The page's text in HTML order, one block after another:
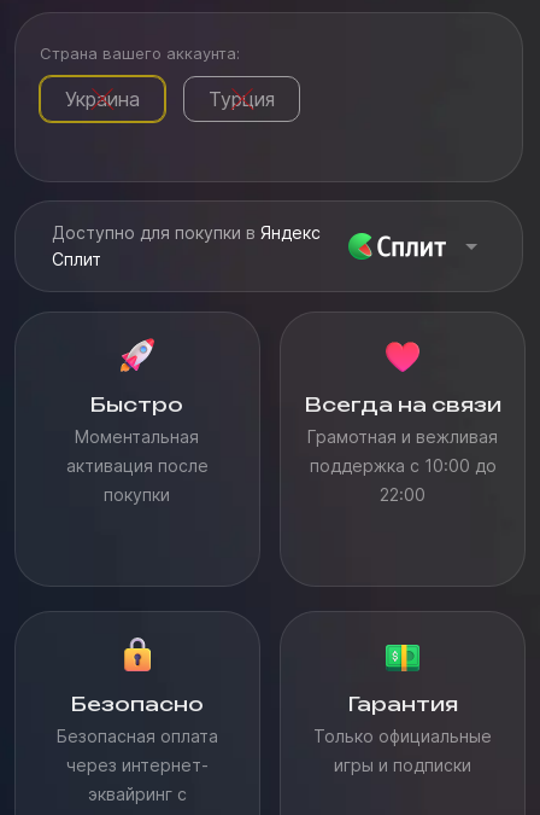
Страна вашего аккаунта:
Украина Турция
Доступно для покупки в Яндекс
Сплит
Быстро
Моментальная
активация после
покупки
Всегда на связи
Грамотная и вежливая
поддержка с 10:00 до
22:00
Безопасно
Безопасная оплата
через интернет-
эквайринг с
Гарантия
Только официальные
игры и подписки